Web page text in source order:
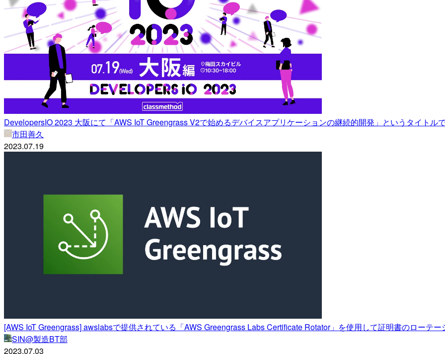
DevelopersIO 2023 大阪にて「AWS IoT Greengrass V2で始めるデバイスアプリケーションの継続的開発」というタイトル
市田善久
2023.07.19
[AWS IoT Greengrass] awslabsで提供されている「AWS Greengrass Labs Certificate Rotator」を使用して証明書のローテ
SIN@製造BT部
2023.07.03